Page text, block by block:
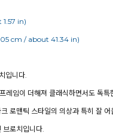
cm / about 41.34 in)
입니다.
레임이 더해져 클래식하면서도 독특
로맨틱 스타일의 의상과 특히 잘 어
브로치입니다.